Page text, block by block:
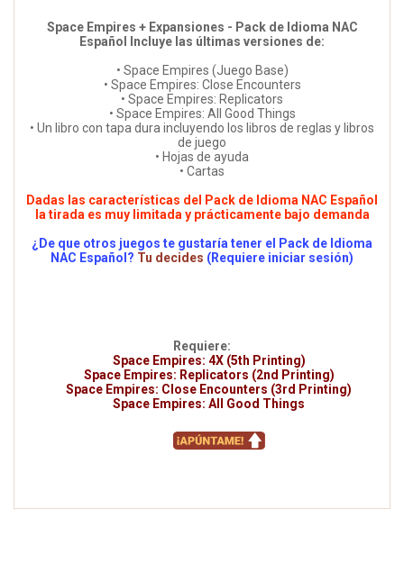
Space Empires + Expansiones - Pack de Idioma NAC
Español Incluye las últimas versiones de:
• Space Empires (Juego Base)
• Space Empires: Close Encounters
• Space Empires: Replicators
• Space Empires: All Good Things
• Un libro con tapa dura incluyendo los libros de reglas y libros
de juego
• Hojas de ayuda
• Cartas
Dadas las características del Pack de Idioma NAC Español
la tirada es muy limitada y prácticamente bajo demanda
¿De que otros juegos te gustaría tener el Pack de Idioma
NAC Español? Tu decides (Requiere iniciar sesión)
Requiere:
Space Empires: 4X (5th Printing)
Space Empires: Replicators (2nd Printing)
Space Empires: Close Encounters (3rd Printing)
Space Empires: All Good Things